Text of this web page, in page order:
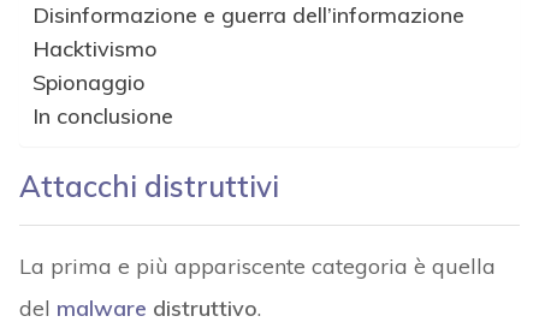
Disinformazione e guerra dell’informazione
Hacktivismo
Spionaggio
In conclusione
Attacchi distruttivi
La prima e più appariscente categoria è quella
del malware distruttivo.